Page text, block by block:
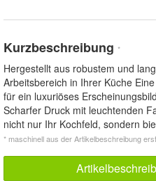
Kurzbeschreibung *
Hergestellt aus robustem und
Arbeitsbereich in Ihrer Küche
für ein luxuriöses
Scharfer Druck mit leuchtenden
nicht nur Ihr Kochfeld, sondern bie
* maschinell aus der Artikelbeschreibung